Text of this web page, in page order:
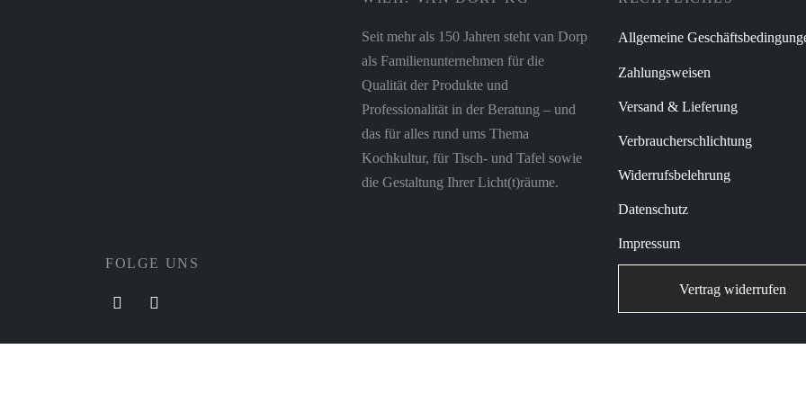
FOLGE UNS
Seit mehr als 150 Jahren steht van Dorp
als Familienunternehmen für die
Qualität der Produkte und
Professionalität in der Beratung – und
das für alles rund ums Thema
Kochkultur, für Tisch- und Tafel sowie
die Gestaltung Ihrer Licht(t)räume.
Allgemeine
Zahlungsweisen
Versand & Lieferung
Verbraucherschlichtung
Widerrufsbelehrung
Datenschutz
Impressum
Vertrag widerrufen